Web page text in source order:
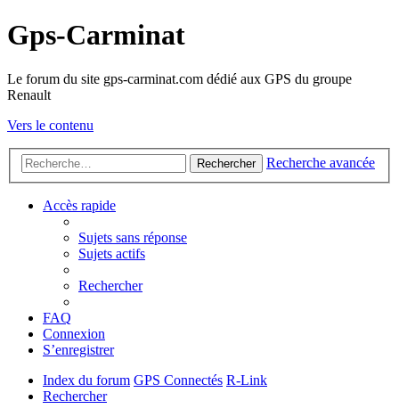
Gps-Carminat
Le forum du site gps-carminat.com dédié aux GPS du groupe
Renault
Vers le contenu
Rechercher Recherche avancée
Accès rapide
Sujets sans réponse
Sujets actifs
Rechercher
FAQ
Connexion
S’enregistrer
Index du forum GPS Connectés R-Link
Rechercher